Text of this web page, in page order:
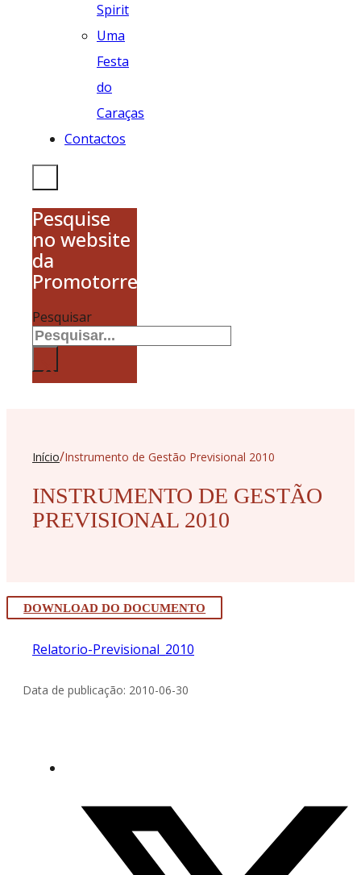
Spirit
Uma
Festa
do
Caraças
Contactos
Pesquise
no website
da
Promotorres
Pesquisar
×
Início/Instrumento de Gestão Previsional 2010
INSTRUMENTO DE GESTÃO
PREVISIONAL 2010
DOWNLOAD DO DOCUMENTO
Relatorio-Previsional_2010
Data de publicação: 2010-06-30